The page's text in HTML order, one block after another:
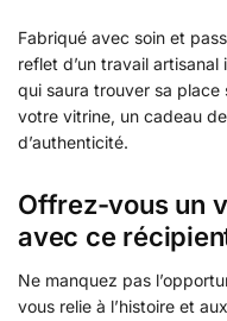
Fabriqué avec soin et
reflet d’un travail
qui saura trouver sa
votre vitrine, un cadeau
d’authenticité.
Offrez-vous un
avec ce
Ne manquez pas
vous relie à l’histoire et